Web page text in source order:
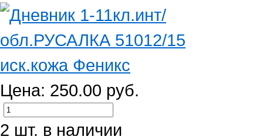
Цена: 250.00 руб.
2 шт. в наличии